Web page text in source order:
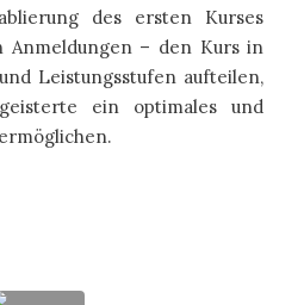
des ersten Kurses
– den Kurs in
Leistungsstufen aufteilen,
ein optimales und